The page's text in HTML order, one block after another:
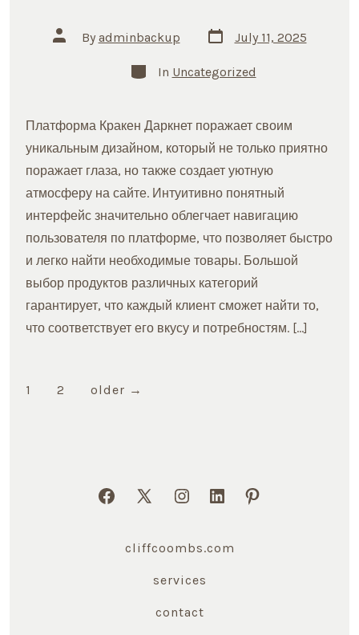
Post
author
By adminbackup
Post
date
July 11, 2025
Categories
In Uncategorized
Платформа Кракен Даркнет поражает своим
уникальным дизайном, который не только приятно
поражает глаза, но также создает уютную
атмосферу на сайте. Интуитивно понятный
интерфейс значительно облегчает навигацию
пользователя по платформе, что позволяет быстро
и легко найти необходимые товары. Большой
выбор продуктов различных категорий
гарантирует, что каждый клиент сможет найти то,
что соответствует его вкусу и потребностям. […]
Posts
1 2 older →
Open
Open
in
tab
Open
in
a
tab
Open
in
cliffcoombs.com
services
contact